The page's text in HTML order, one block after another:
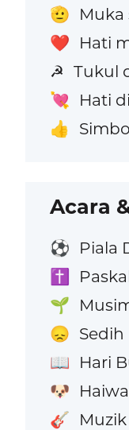
🫡
❤️ Hati
☭ Tukul
💘 Hati
👍
Acara
⚽ Piala
✝️
🌱
😞 Sedih
📖 Hari
🐶
🎸 Muzik